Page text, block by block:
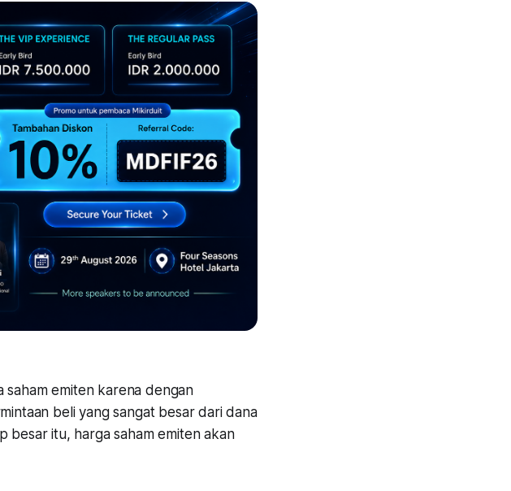
emiten karena dengan
beli yang sangat besar dari dana
besar itu, harga saham emiten akan